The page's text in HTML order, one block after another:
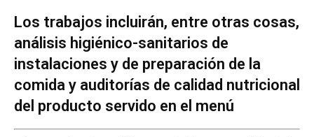
Los trabajos incluirán, entre otras cosas,
análisis higiénico-sanitarios de
instalaciones y de preparación de la
comida y auditorías de calidad nutricional
del producto servido en el menú